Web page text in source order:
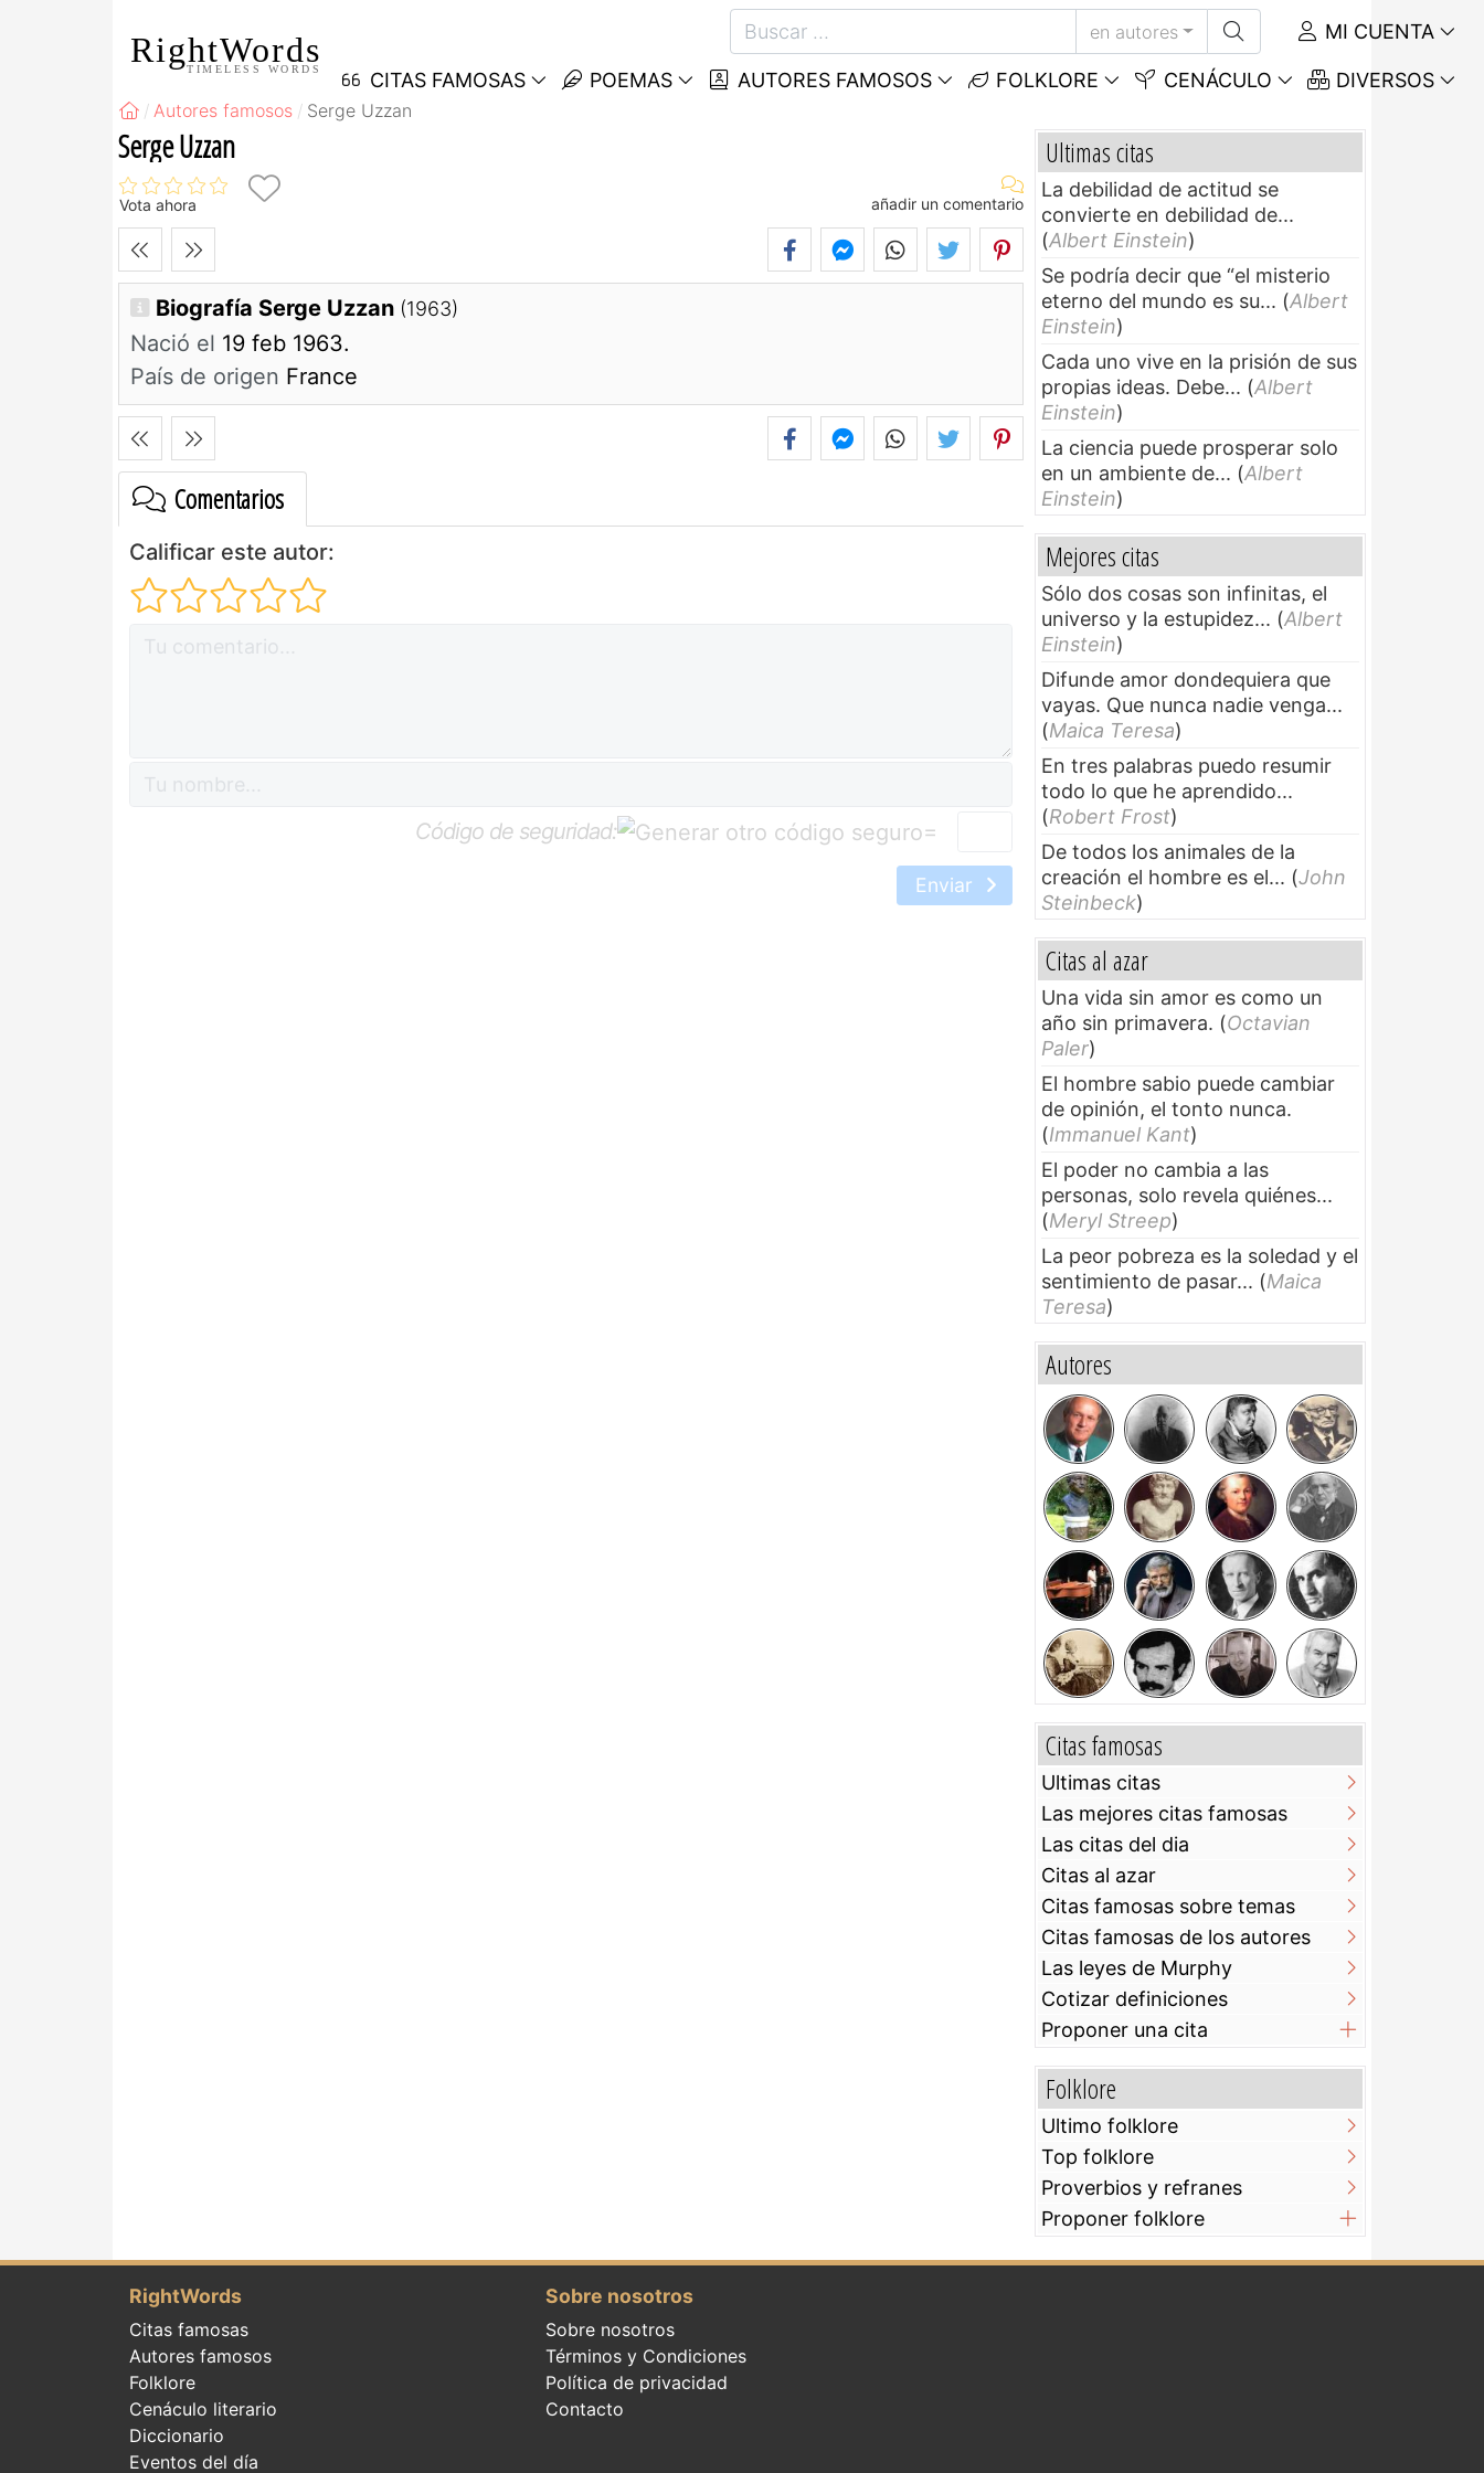
RightWords
TIMELESS WORDS
en autores MI CUENTA
CITAS FAMOSAS POEMAS AUTORES FAMOSOS FOLKLORE CENÁCULO DIVERSOS
Autores famosos Serge Uzzan
Serge Uzzan
Vota ahora añadir un comentario
Biografía Serge Uzzan (1963)
Nació el 19 feb 1963.
País de origen France
Comentarios
Calificar este autor:
Código de seguridad: =
Enviar
Ultimas citas
La debilidad de actitud se
convierte en debilidad de...
(Albert Einstein)
Se podría decir que “el misterio
eterno del mundo es su... (Albert
Einstein)
Cada uno vive en la prisión de sus
propias ideas. Debe... (Albert
Einstein)
La ciencia puede prosperar solo
en un ambiente de... (Albert
Einstein)
Mejores citas
Sólo dos cosas son infinitas, el
universo y la estupidez... (Albert
Einstein)
Difunde amor dondequiera que
vayas. Que nunca nadie venga...
(Maica Teresa)
En tres palabras puedo resumir
todo lo que he aprendido...
(Robert Frost)
De todos los animales de la
creación el hombre es el... (John
Steinbeck)
Citas al azar
Una vida sin amor es como un
año sin primavera. (Octavian
Paler)
El hombre sabio puede cambiar
de opinión, el tonto nunca.
(Immanuel Kant)
El poder no cambia a las
personas, solo revela quiénes...
(Meryl Streep)
La peor pobreza es la soledad y el
sentimiento de pasar... (Maica
Teresa)
Autores
Citas famosas
Ultimas citas
Las mejores citas famosas
Las citas del dia
Citas al azar
Citas famosas sobre temas
Citas famosas de los autores
Las leyes de Murphy
Cotizar definiciones
Proponer una cita
Folklore
Ultimo folklore
Top folklore
Proverbios y refranes
Proponer folklore
RightWords
Citas famosas
Autores famosos
Folklore
Cenáculo literario
Diccionario
Eventos del día
Sobre nosotros
Sobre nosotros
Términos y Condiciones
Política de privacidad
Contacto